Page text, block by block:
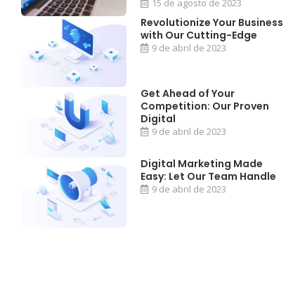
15 de agosto de 2023
Revolutionize Your Business
with Our Cutting-Edge
9 de abril de 2023
Get Ahead of Your
Competition: Our Proven
Digital
9 de abril de 2023
Digital Marketing Made
Easy: Let Our Team Handle
9 de abril de 2023